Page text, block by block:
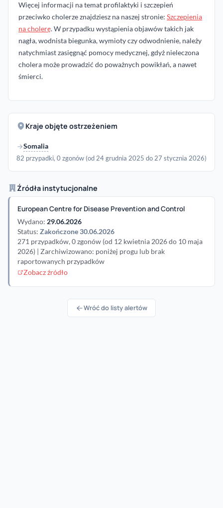
Więcej informacji na temat profilaktyki i szczepień
przeciwko cholerze znajdziesz na naszej stronie: Szczepienia
na cholerę. W przypadku wystąpienia objawów takich jak
nagła, wodnista biegunka, wymioty czy odwodnienie, należy
natychmiast zasięgnąć pomocy medycznej, gdyż nieleczona
cholera może prowadzić do poważnych powikłań, a nawet
śmierci.
Kraje objęte ostrzeżeniem
Somalia
82 przypadki, 0 zgonów (od 24 grudnia 2025 do 27 stycznia 2026)
Źródła instytucjonalne
European Centre for Disease Prevention and Control
Wydano: 29.06.2026
Status: Zakończone 30.06.2026
271 przypadków, 0 zgonów (od 12 kwietnia 2026 do 10 maja
2026) | Zarchiwizowano: poniżej progu lub brak
raportowanych przypadków
Zobacz źródło
Wróć do listy alertów